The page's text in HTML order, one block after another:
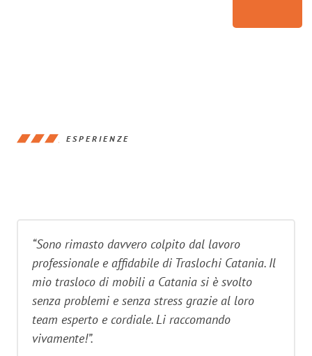
ESPERIENZE
“Sono rimasto davvero colpito dal lavoro
professionale e affidabile di Traslochi Catania. Il
mio trasloco di mobili a Catania si è svolto
senza problemi e senza stress grazie al loro
team esperto e cordiale. Li raccomando
vivamente!”.